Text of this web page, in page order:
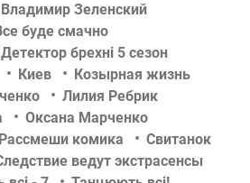
Владимир Зеленский
буде смачно
Детектор брехні 5 сезон
Киев
Козырная жизнь
Лилия Ребрик
Оксана Марченко
Рассмеши комика
Свитанок
ведут экстрасенсы